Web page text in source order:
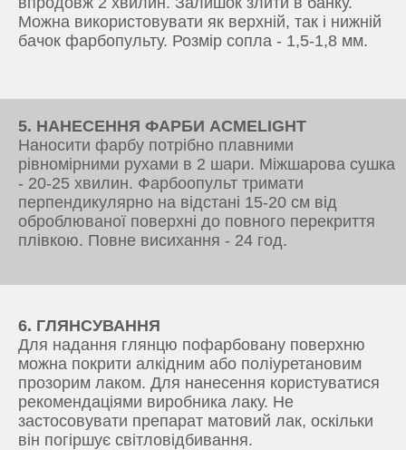
Можна використовувати як верхній, так і нижній
бачок фарбопульту. Розмір сопла - 1,5-1,8 мм.
5. НАНЕСЕННЯ ФАРБИ ACMELIGHT
Наносити фарбу потрібно плавними
рівномірними рухами в 2 шари. Міжшарова сушка
- 20-25 хвилин. Фарбоопульт тримати
перпендикулярно на відстані 15-20 см від
оброблюваної поверхні до повного перекриття
плівкою. Повне висихання - 24 год.
6. ГЛЯНСУВАННЯ
Для надання глянцю пофарбовану поверхню
можна покрити алкідним або поліуретановим
прозорим лаком. Для нанесення користуватися
рекомендаціями виробника лаку. Не
застосовувати препарат матовий лак, оскільки
він погіршує світловідбивання.